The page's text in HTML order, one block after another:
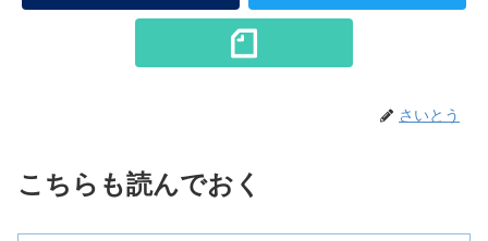
さいとう
こちらも読んでおく